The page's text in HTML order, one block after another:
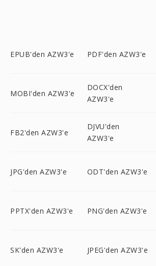
EPUB'den AZW3'e PDF'den AZW3'e
MOBI'den AZW3'e
DOCX'den
AZW3'e
FB2'den AZW3'e
DJVU'den
AZW3'e
JPG'den AZW3'e ODT'den AZW3'e
PPTX'den AZW3'e PNG'den AZW3'e
SK'den AZW3'e JPEG'den AZW3'e